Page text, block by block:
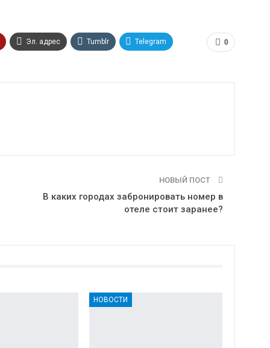
0
Эл. адрес Tumblr Telegram
НОВЫЙ ПОСТ
В каких городах забронировать номер в
отеле стоит заранее?
НОВОСТИ